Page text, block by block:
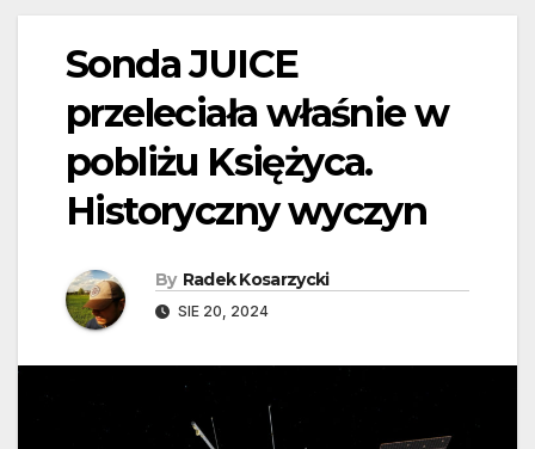
Sonda JUICE
przeleciała właśnie w
pobliżu Księżyca.
Historyczny wyczyn
By Radek Kosarzycki
SIE 20, 2024